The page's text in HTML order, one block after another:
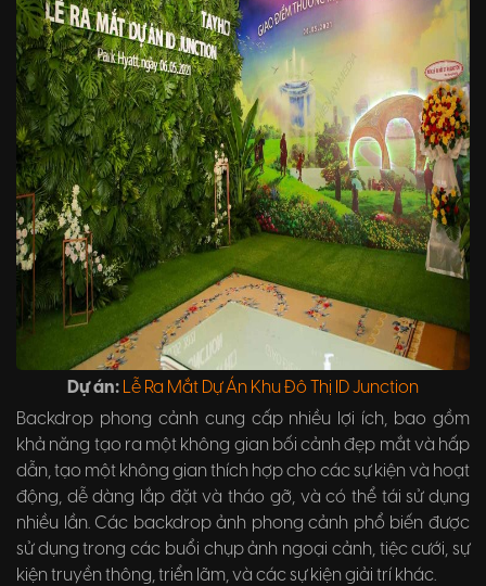
Dự án: Lễ Ra Mắt Dự Án Khu Đô Thị ID Junction
Backdrop phong cảnh cung cấp nhiều lợi ích, bao gồm
khả năng tạo ra một không gian bối cảnh đẹp mắt và hấp
dẫn, tạo một không gian thích hợp cho các sự kiện và hoạt
động, dễ dàng lắp đặt và tháo gỡ, và có thể tái sử dụng
nhiều lần. Các backdrop ảnh phong cảnh phổ biến được
sử dụng trong các buổi chụp ảnh ngoại cảnh, tiệc cưới, sự
kiện truyền thông, triển lãm, và các sự kiện giải trí khác.